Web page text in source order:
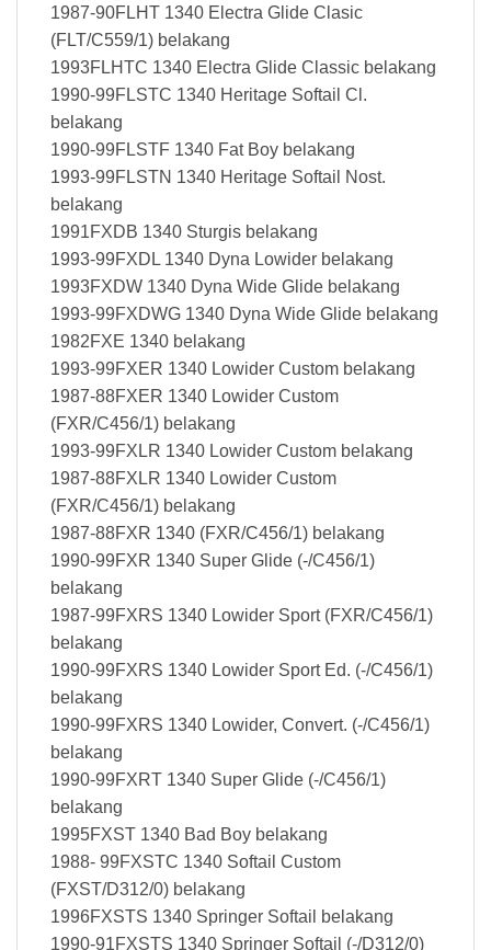
1987-90FLHT 1340 Electra Glide Clasic
(FLT/C559/1) belakang
1993FLHTC 1340 Electra Glide Classic belakang
1990-99FLSTC 1340 Heritage Softail Cl.
belakang
1990-99FLSTF 1340 Fat Boy belakang
1993-99FLSTN 1340 Heritage Softail Nost.
belakang
1991FXDB 1340 Sturgis belakang
1993-99FXDL 1340 Dyna Lowider belakang
1993FXDW 1340 Dyna Wide Glide belakang
1993-99FXDWG 1340 Dyna Wide Glide belakang
1982FXE 1340 belakang
1993-99FXER 1340 Lowider Custom belakang
1987-88FXER 1340 Lowider Custom
(FXR/C456/1) belakang
1993-99FXLR 1340 Lowider Custom belakang
1987-88FXLR 1340 Lowider Custom
(FXR/C456/1) belakang
1987-88FXR 1340 (FXR/C456/1) belakang
1990-99FXR 1340 Super Glide (-/C456/1)
belakang
1987-99FXRS 1340 Lowider Sport (FXR/C456/1)
belakang
1990-99FXRS 1340 Lowider Sport Ed. (-/C456/1)
belakang
1990-99FXRS 1340 Lowider, Convert. (-/C456/1)
belakang
1990-99FXRT 1340 Super Glide (-/C456/1)
belakang
1995FXST 1340 Bad Boy belakang
1988- 99FXSTC 1340 Softail Custom
(FXST/D312/0) belakang
1996FXSTS 1340 Springer Softail belakang
1990-91FXSTS 1340 Springer Softail (-/D312/0)